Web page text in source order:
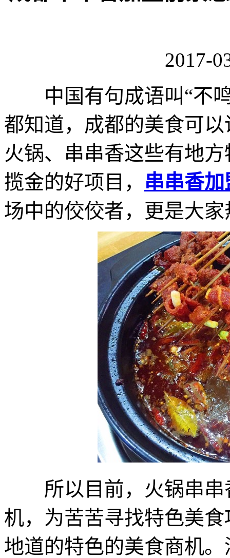
2017-
中国有句成语叫“不鸣
都知道，成都的美食可
火锅、串串香这些有地
揽金的好项目， 串串香加
场中的佼佼者，更是大
所以目前，火锅串串
机，为苦苦寻找特色美
地道的特色的美食商机